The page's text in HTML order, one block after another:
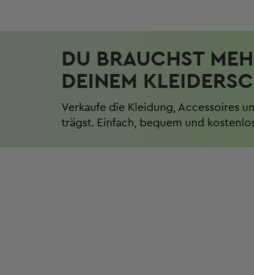
DU BRAUCHST
DEINEM
Verkaufe die Kleidung, Accessoires
trägst. Einfach, bequem und